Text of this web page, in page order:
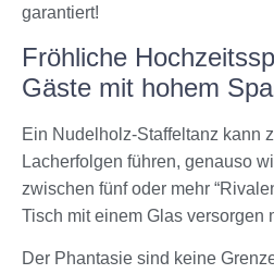
garantiert!
Fröhliche
Gäste mit hohem
Ein Nudelholz-Staffeltanz kann
Lacherfolgen führen, genauso
zwischen fünf oder mehr
Tisch mit einem Glas versorgen
Der Phantasie sind keine